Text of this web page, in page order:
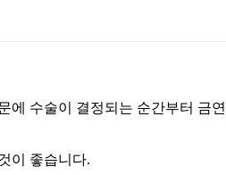
에 수술이 결정되는 순간부터 금연
이 좋습니다.